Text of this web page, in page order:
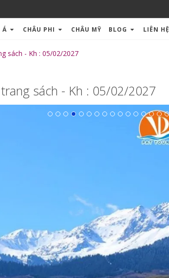
Á CHÂU PHI CHÂU MỸ BLOG LIÊN HỆ
sách - Kh : 05/02/2027
sách - Kh : 05/02/2027